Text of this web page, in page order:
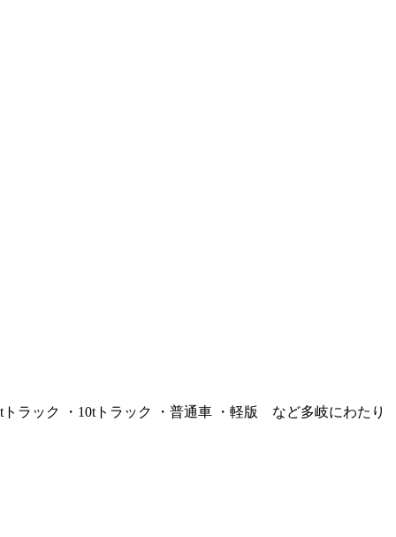
ラック ・10tトラック ・普通車 ・軽版 など多岐にわたり